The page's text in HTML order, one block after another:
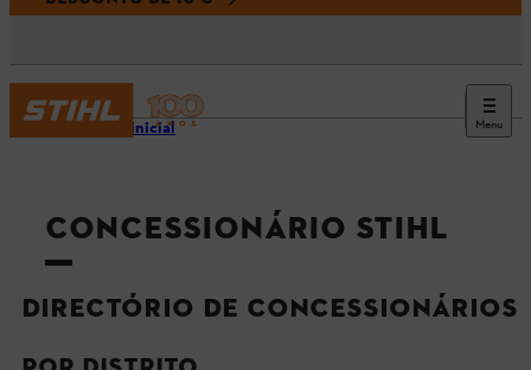
Menu
Página inicial
CONCESSIONÁRIO STIHL
DIRECTÓRIO DE CONCESSIONÁRIOS